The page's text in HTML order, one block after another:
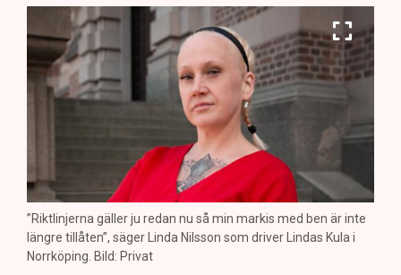
”Riktlinjerna gäller ju redan nu så min markis med ben är inte
längre tillåten”, säger Linda Nilsson som driver Lindas Kula i
Norrköping. Bild: Privat